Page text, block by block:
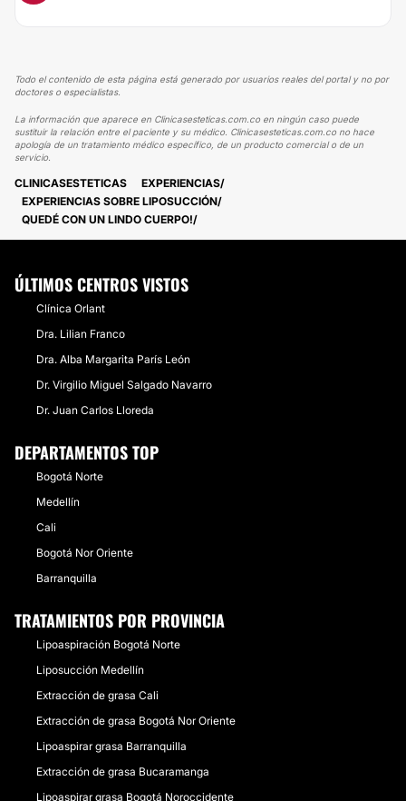
Todo el contenido de esta página está generado por usuarios reales del portal y no por
doctores o especialistas.
La información que aparece en Clinicasesteticas.com.co en ningún caso puede
sustituir la relación entre el paciente y su médico. Clinicasesteticas.com.co no hace
apología de un tratamiento médico específico, de un producto comercial o de un
servicio.
CLINICASESTETICAS
EXPERIENCIAS
EXPERIENCIAS SOBRE LIPOSUCCIÓN
QUEDÉ CON UN LINDO CUERPO!
ÚLTIMOS CENTROS VISTOS
Clínica Orlant
Dra. Lilian Franco
Dra. Alba Margarita París León
Dr. Virgilio Miguel Salgado Navarro
Dr. Juan Carlos Lloreda
DEPARTAMENTOS TOP
Bogotá Norte
Medellín
Cali
Bogotá Nor Oriente
Barranquilla
TRATAMIENTOS POR PROVINCIA
Lipoaspiración Bogotá Norte
Liposucción Medellín
Extracción de grasa Cali
Extracción de grasa Bogotá Nor Oriente
Lipoaspirar grasa Barranquilla
Extracción de grasa Bucaramanga
Lipoaspirar grasa Bogotá Noroccidente